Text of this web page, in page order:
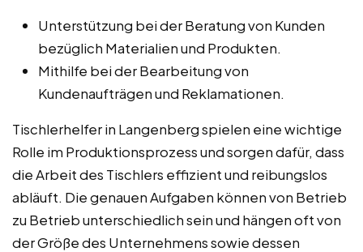
Unterstützung bei der Beratung von Kunden
bezüglich Materialien und Produkten.
Mithilfe bei der Bearbeitung von
Kundenaufträgen und Reklamationen.
Tischlerhelfer in Langenberg spielen eine wichtige
Rolle im Produktionsprozess und sorgen dafür, dass
die Arbeit des Tischlers effizient und reibungslos
abläuft. Die genauen Aufgaben können von Betrieb
zu Betrieb unterschiedlich sein und hängen oft von
der Größe des Unternehmens sowie dessen